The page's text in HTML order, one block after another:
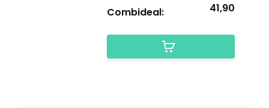
Combideal: 41,90